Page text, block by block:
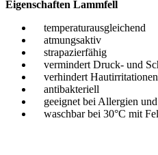
Eigenschaften Lammfell
temperaturausgleichend
atmungsaktiv
strapazierfähig
vermindert Druck- und
verhindert
antibakteriell
geeignet bei Allergien
waschbar bei 30°C mit